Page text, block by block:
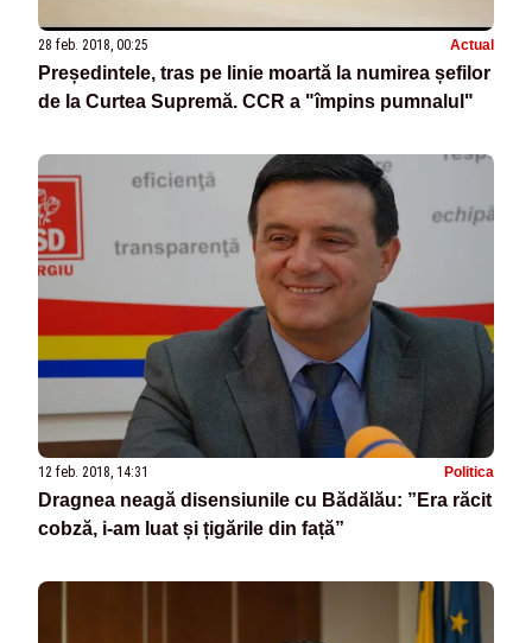
28 feb. 2018, 00:25 Actual
Președintele, tras pe linie moartă la numirea șefilor
de la Curtea Supremă. CCR a "împins pumnalul"
12 feb. 2018, 14:31 Politica
Dragnea neagă disensiunile cu Bădălău: ”Era răcit
cobză, i-am luat și țigările din față”